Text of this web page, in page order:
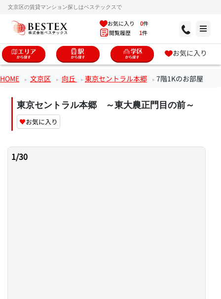
文京区の賃貸マンション探しはベステックスで
お気に入り 0件
閲覧履歴 1件
お気に入り
HOME 文京区 向丘 東京セントラル本郷 7階1Kのお部屋
東京セントラル本郷 ～東大農正門目の前～
♥お気に入り
1/30